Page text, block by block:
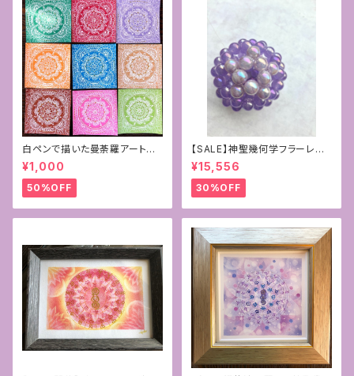
白ペンで描いた曼荼羅アート原
画
¥1,000
50%OFF
【SALE】神聖幾何学フラーレン~
パープルカルセドニー×ラベンダ
ーアメジスト10mm
¥15,556
30%OFF